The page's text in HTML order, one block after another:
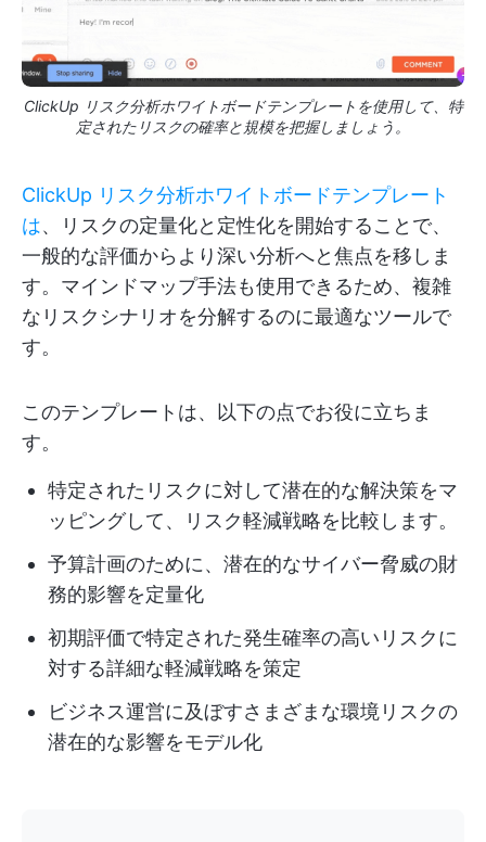
ClickUp リスク分析ホワイトボードテンプレートを使用して、特
定されたリスクの確率と規模を把握しましょう。
ClickUp リスク分析ホワイトボードテンプレート
は、リスクの定量化と定性化を開始することで、
一般的な評価からより深い分析へと焦点を移しま
す。マインドマップ手法も使用できるため、複雑
なリスクシナリオを分解するのに最適なツールで
す。
このテンプレートは、以下の点でお役に立ちま
す。
特定されたリスクに対して潜在的な解決策をマ
ッピングして、リスク軽減戦略を比較します。
予算計画のために、潜在的なサイバー脅威の財
務的影響を定量化
初期評価で特定された発生確率の高いリスクに
対する詳細な軽減戦略を策定
ビジネス運営に及ぼすさまざまな環境リスクの
潜在的な影響をモデル化